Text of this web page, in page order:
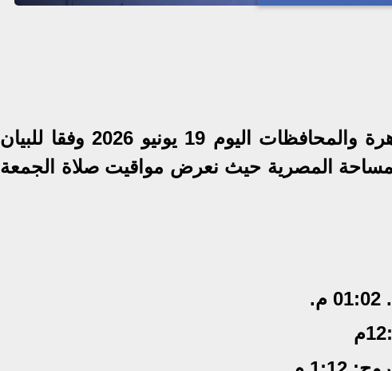
ننشر موعد صلاة الجمعة في القاهرة والمحافظات اليوم 19 يونيو 2026 وفقا للبيان
المصرية حيث نعرض مواقيت صلاة الجمعة